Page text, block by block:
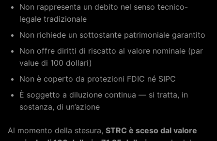
Non rappresenta un debito nel senso tecnico-
legale tradizionale
Non richiede un sottostante patrimoniale garantito
Non offre diritti di riscatto al valore nominale (par
value di 100 dollari)
Non è coperto da protezioni FDIC né SIPC
È soggetto a diluzione continua — si tratta, in
sostanza, di un’azione
Al momento della stesura, STRC è sceso dal valore